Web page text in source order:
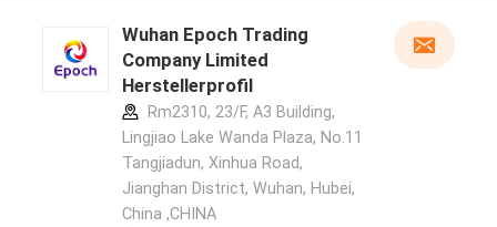
Wuhan Epoch Trading
Company Limited
Herstellerprofil
Rm2310, 23/F, A3 Building,
Lingjiao Lake Wanda Plaza, No.11
Tangjiadun, Xinhua Road,
Jianghan District, Wuhan, Hubei,
China ,CHINA